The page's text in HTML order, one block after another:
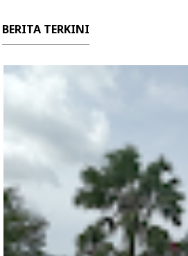
BERITA TERKINI